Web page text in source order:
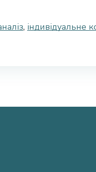
, індивідуальне